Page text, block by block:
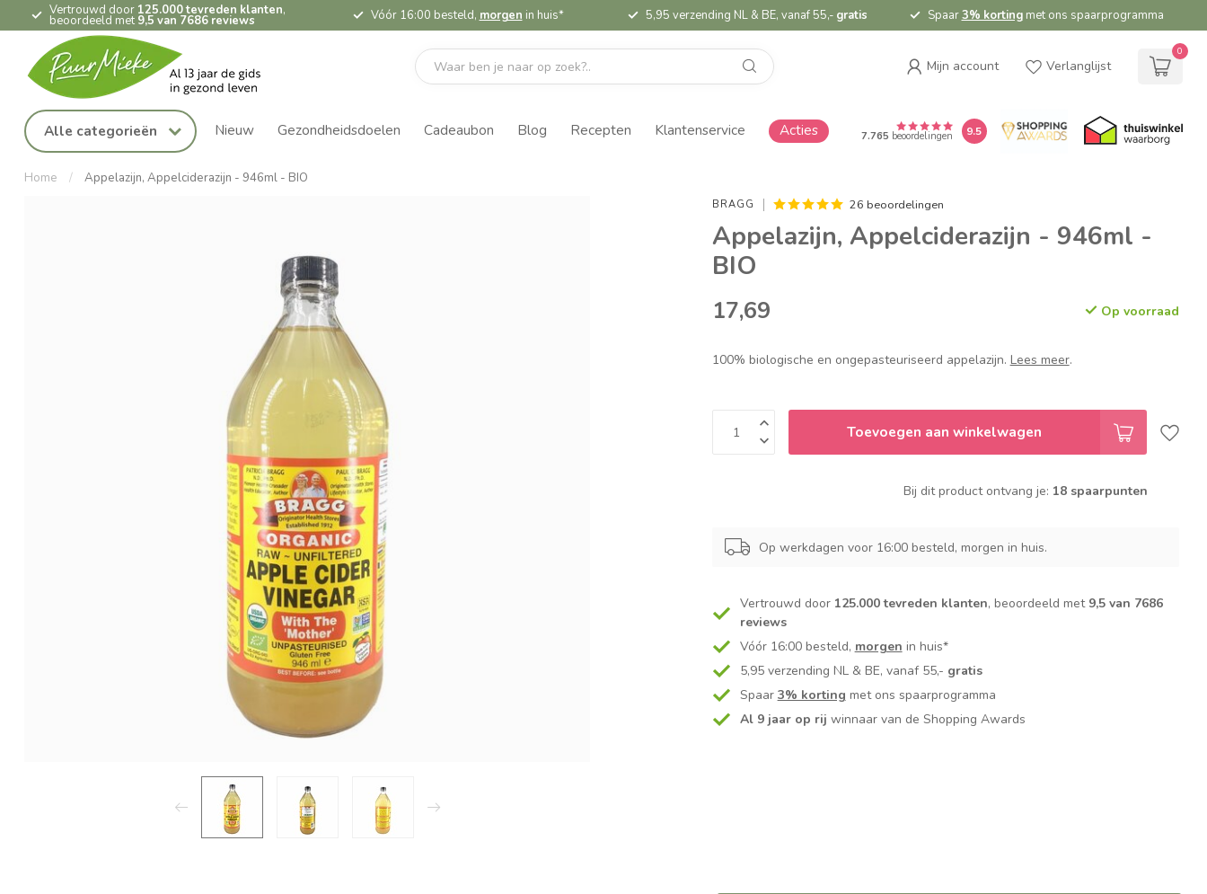
Vertrouwd door 125.000 tevreden klanten,
beoordeeld met 9,5 van 7686 reviews Vóór 16:00 besteld, morgen in huis* 5,95 verzending NL & BE, vanaf 55,- gratis Spaar3% kortingmet ons spaarprogramma
Mijn account Verlanglijst
0
Alle categorieën Nieuw Gezondheidsdoelen Cadeaubon Blog Recepten Klantenservice Acties 7.765 beoordelingen 9.5
Home / Appelazijn, Appelciderazijn - 946ml - BIO
BRAGG 26 beoordelingen
Appelazijn, Appelciderazijn - 946ml -
BIO
17,69 Op voorraad
100% biologische en ongepasteuriseerd appelazijn. Lees meer.
Toevoegen aan winkelwagen
Bij dit product ontvang je: 18 spaarpunten
Op werkdagen voor 16:00 besteld, morgen in huis.
Vertrouwd door 125.000 tevreden klanten, beoordeeld met 9,5 van 7686
reviews
Vóór 16:00 besteld, morgen in huis*
5,95 verzending NL & BE, vanaf 55,- gratis
Spaar 3% korting met ons spaarprogramma
Al 9 jaar op rij winnaar van de Shopping Awards